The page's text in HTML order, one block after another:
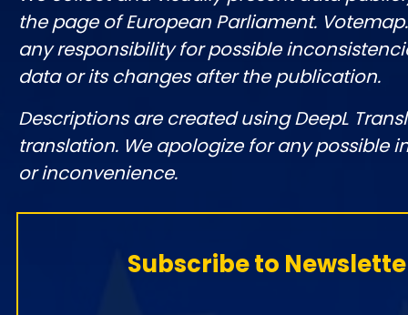
the page of European Parliament.
any responsibility for possible
data or its changes after the publication.
Descriptions are created using DeepL
translation. We apologize for any possible
or inconvenience.
Subscribe to